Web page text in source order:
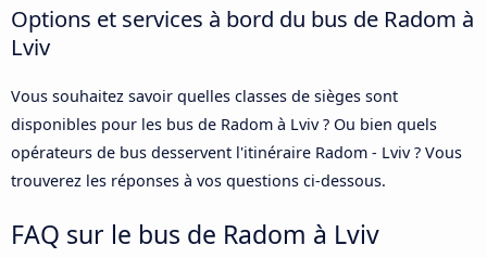
Options et services à bord du bus de Radom à
Lviv
Vous souhaitez savoir quelles classes de sièges sont
disponibles pour les bus de Radom à Lviv ? Ou bien quels
opérateurs de bus desservent l'itinéraire Radom - Lviv ? Vous
trouverez les réponses à vos questions ci-dessous.
FAQ sur le bus de Radom à Lviv